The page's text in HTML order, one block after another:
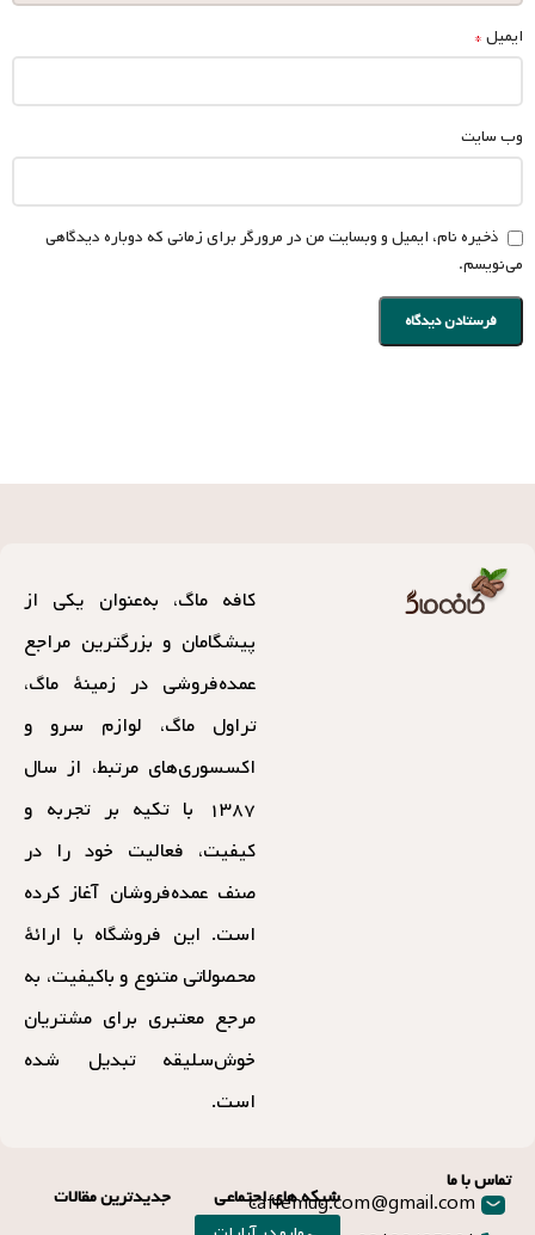
ایمیل*
وب‌ سایت
ذخیره نام، ایمیل و وبسایت من در مرورگر برای زمانی که دوباره دیدگاهی
می‌نویسم.
کافه ماگ، به‌عنوان یکی از
پیشگامان و بزرگترین مراجع
عمده‌فروشی در زمینهٔ ماگ،
تراول ماگ، لوازم سرو و
اکسسوری‌های مرتبط، از سال
۱۳۸۷ با تکیه بر تجربه و
کیفیت، فعالیت خود را در
صنف عمده‌فروشان آغاز کرده
است. این فروشگاه با ارائهٔ
محصولاتی متنوع و باکیفیت، به
مرجع معتبری برای مشتریان
خوش‌سلیقه تبدیل شده
است.
تماس با ما
caffemug.com@gmail.com
شبکه های اجتماعی
جدیدترین مقالات